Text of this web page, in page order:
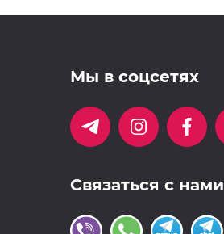
Мы в соцсетях
Связаться с нами